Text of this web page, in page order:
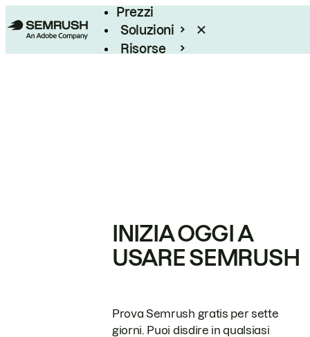
Prezzi
Soluzioni
Risorse
INIZIA OGGI A
USARE SEMRUSH
Prova Semrush gratis per sette
giorni. Puoi disdire in qualsiasi